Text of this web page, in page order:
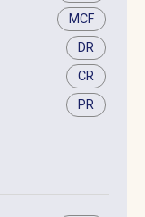
MCF
DR
CR
PR